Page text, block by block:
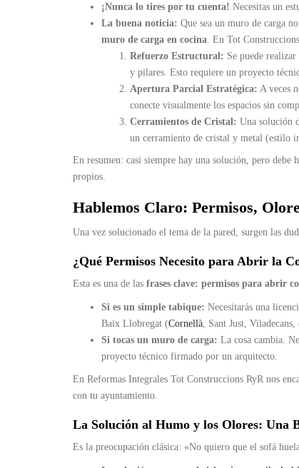
¡Nunca lo tires por tu cuenta! Necesitas un
La buena noticia: Que sea un muro de carga
muro de carga en cocina . En Tot
Refuerzo Estructural: Se puede
y pilares. Esto requiere un proyecto
Apertura Parcial Estratégica: A veces
conecte visualmente los espacios sin
Cerramientos de Cristal: Una solución
un cerramiento de cristal y metal (estilo
En resumen: casi siempre hay una solución, pero debe
propios.
Hablemos Claro: Permisos,
Una vez solucionado el tema de la pared, surgen las
¿Qué Permisos Necesito para Abrir la
Esta es una de las frases clave: permisos para abrir
Si es un simple tabique: Necesitarás una
Baix Llobregat (Cornellà, Sant Just,
Si tocas un muro de carga: La cosa cambia.
proyecto técnico firmado por un arquitecto.
En Reformas Integrales Tot Construccions RyR nos
con tu ayuntamiento.
La Solución al Humo y los Olores: Una
Es la preocupación clásica: «No quiero que el sofá